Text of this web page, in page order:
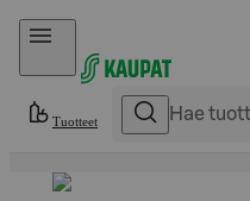
Hyppää sisältöön
Tuotteet